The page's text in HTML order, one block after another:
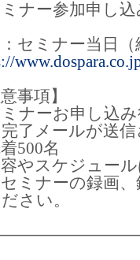
ナー参加申し込
セミナー当日（
意事項】
ナーお申し込み
了メールが送信
500名
やスケジュー
ミナーの録画、
さい。